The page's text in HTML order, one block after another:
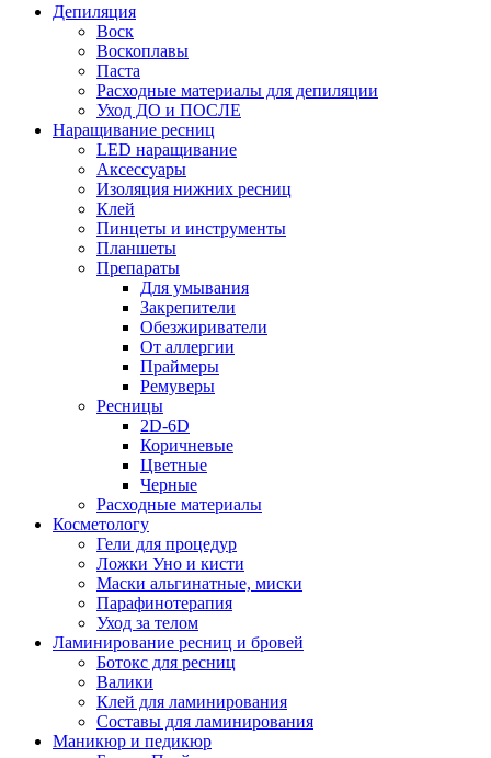
Депиляция
Воск
Воскоплавы
Паста
Расходные материалы для депиляции
Уход ДО и ПОСЛЕ
Наращивание ресниц
LED наращивание
Аксессуары
Изоляция нижних ресниц
Клей
Пинцеты и инструменты
Планшеты
Препараты
Для умывания
Закрепители
Обезжириватели
От аллергии
Праймеры
Ремуверы
Ресницы
2D-6D
Коричневые
Цветные
Черные
Расходные материалы
Косметологу
Гели для процедур
Ложки Уно и кисти
Маски альгинатные, миски
Парафинотерапия
Уход за телом
Ламинирование ресниц и бровей
Ботокс для ресниц
Валики
Клей для ламинирования
Составы для ламинирования
Маникюр и педикюр